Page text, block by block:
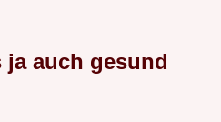
ja auch gesund